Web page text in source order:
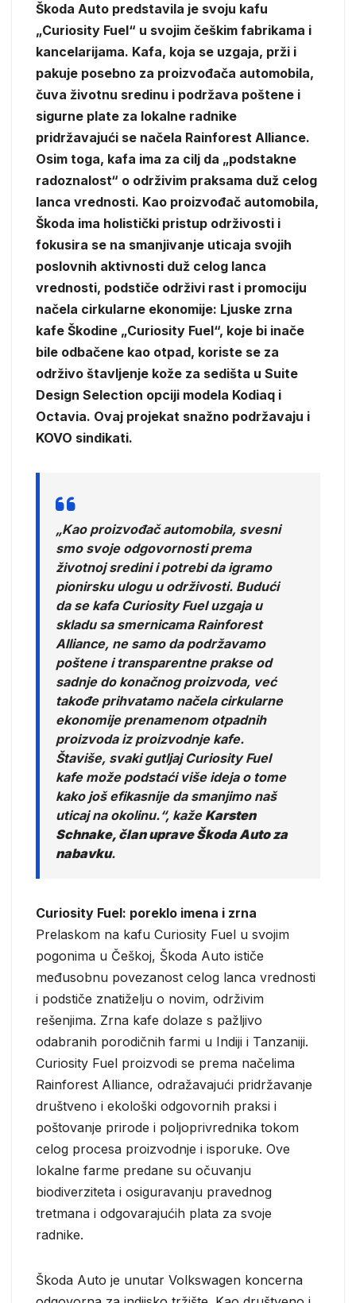
Škoda Auto predstavila je svoju kafu
„Curiosity Fuel“ u svojim češkim fabrikama i
kancelarijama. Kafa, koja se uzgaja, prži i
pakuje posebno za proizvođača automobila,
čuva životnu sredinu i podržava poštene i
sigurne plate za lokalne radnike
pridržavajući se načela Rainforest Alliance.
Osim toga, kafa ima za cilj da „podstakne
radoznalost“ o održivim praksama duž celog
lanca vrednosti. Kao proizvođač automobila,
Škoda ima holistički pristup održivosti i
fokusira se na smanjivanje uticaja svojih
poslovnih aktivnosti duž celog lanca
vrednosti, podstiče održivi rast i promociju
načela cirkularne ekonomije: Ljuske zrna
kafe Škodine „Curiosity Fuel“, koje bi inače
bile odbačene kao otpad, koriste se za
održivo štavljenje kože za sedišta u Suite
Design Selection opciji modela Kodiaq i
Octavia. Ovaj projekat snažno podržavaju i
KOVO sindikati.
„Kao proizvođač automobila, svesni
smo svoje odgovornosti prema
životnoj sredini i potrebi da igramo
pionirsku ulogu u održivosti. Budući
da se kafa Curiosity Fuel uzgaja u
skladu sa smernicama Rainforest
Alliance, ne samo da podržavamo
poštene i transparentne prakse od
sadnje do konačnog proizvoda, već
takođe prihvatamo načela cirkularne
ekonomije prenamenom otpadnih
proizvoda iz proizvodnje kafe.
Štaviše, svaki gutljaj Curiosity Fuel
kafe može podstaći više ideja o tome
kako još efikasnije da smanjimo naš
uticaj na okolinu.“, kažeKarsten
Schnake, član uprave Škoda Auto za
nabavku.
Curiosity Fuel: poreklo imena i zrna
Prelaskom na kafu Curiosity Fuel u svojim
pogonima u Češkoj, Škoda Auto ističe
međusobnu povezanost celog lanca vrednosti
i podstiče znatiželju o novim, održivim
rešenjima. Zrna kafe dolaze s pažljivo
odabranih porodičnih farmi u Indiji i Tanzaniji.
Curiosity Fuel proizvodi se prema načelima
Rainforest Alliance, odražavajući pridržavanje
društveno i ekološki odgovornih praksi i
poštovanje prirode i poljoprivrednika tokom
celog procesa proizvodnje i isporuke. Ove
lokalne farme predane su očuvanju
biodiverziteta i osiguravanju pravednog
tretmana i odgovarajućih plata za svoje
radnike.
Škoda Auto je unutar Volkswagen koncerna